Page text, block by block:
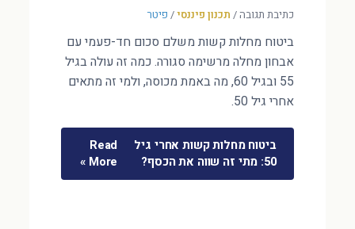
כתיבת תגובה/ תכנון פיננסי/ פיטר
ביטוח מחלות קשות משלם סכום חד-פעמי עם
אבחון מחלה מרשימה סגורה. כמה זה עולה בגיל
55 ובגיל 60, מה באמת מכוסה, ולמי זה מתאים
אחרי גיל 50.
ביטוח מחלות קשות אחרי גיל
50: מתי זה שווה את הכסף?
Read
More »